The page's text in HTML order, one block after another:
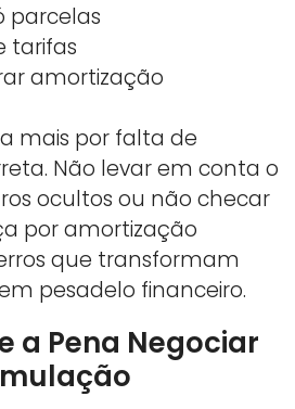
parcelas
tarifas
amortização
mais por falta de
Não levar em conta o
ocultos ou não checar
por amortização
que transformam
pesadelo financeiro.
a Pena Negociar